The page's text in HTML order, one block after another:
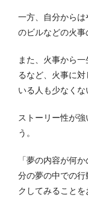
一方、自分から
のビルなどの火事
また、火事から
るなど、火事に
いる人も少なくな
ストーリー性が
う。
「夢の内容が何
分の夢の中での
クしてみることを